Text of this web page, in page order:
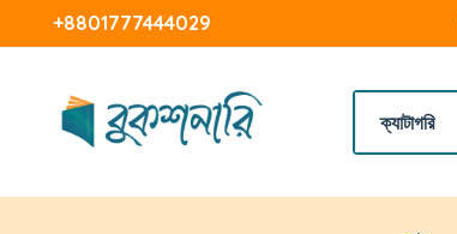
+8801777444029
ক্যাটাগরি